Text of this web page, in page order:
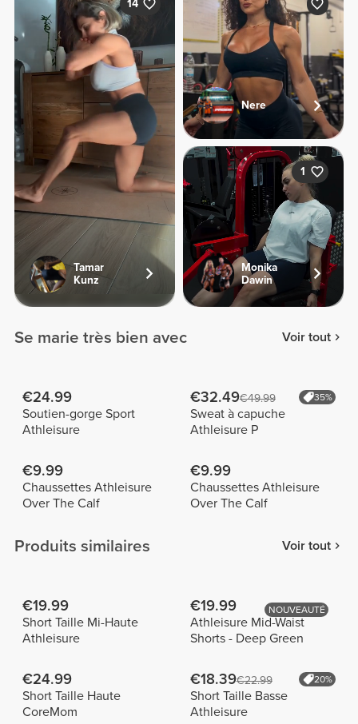
14
Tamar
Kunz
Nere
1
Monika
Dawin
Se marie très bien avec Voir tout
€24.99
Soutien-gorge Sport
Athleisure
€32.49€49.99 35%
Sweat à capuche
Athleisure P
€9.99
Chaussettes Athleisure
Over The Calf
€9.99
Chaussettes Athleisure
Over The Calf
Produits similaires Voir tout
€19.99
Short Taille Mi-Haute
Athleisure
NOUVEAUTÉ
€19.99
Athleisure Mid-Waist
Shorts - Deep Green
€24.99
Short Taille Haute
CoreMom
€18.39€22.99 20%
Short Taille Basse
Athleisure